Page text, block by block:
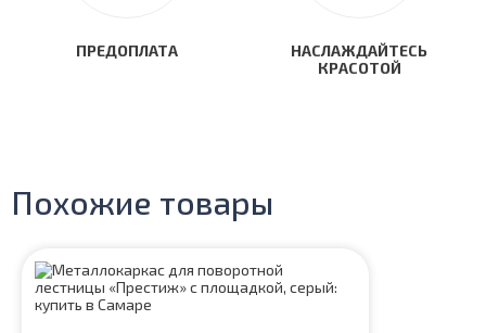
ПРЕДОПЛАТА
НАСЛАЖДАЙТЕСЬ
КРАСОТОЙ
Похожие товары